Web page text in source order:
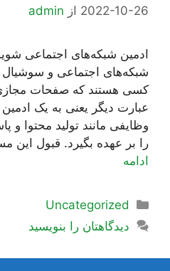
2022-10-26 از admin
ادمین شبکه‌های اجتماعی
شبکه‌های اجتماعی و سوشیال
کسی هستند که صفحات مجازی
عبارت دیگر یعنی به یک
وظایفی مانند تولید محتوا و
را بر عهده بگیرد. قبول این
ادامه
دسته‌ها
Uncategorized
دیدگاهتان را بنویسید